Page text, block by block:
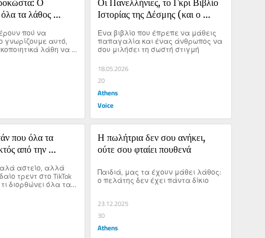
όλα τα λάθος
πού να
γνωρίζουμε αυτό,
λάθη να
ασθενείς
Ιστορίας της Δέσμης (και ο
Ένα βιβλίο που έπρεπε να μάθεις
παπαγαλία και ένας άνθρωπος να
σου μιλήσει τη σωστή στιγμή
18.05.2026
20
Athens
Voice
που όλα τα
από την
αστείο, αλλά
τρεντ στο TikTok
διορθώνει όλα τα
της ζωής
Η πωλήτρια δεν σου ανήκει,
ούτε σου φταίει πουθενά
Παιδιά, μας τα έχουν μάθει λάθος:
ο πελάτης δεν έχει πάντα δίκιο
23.12.2025
30
Athens